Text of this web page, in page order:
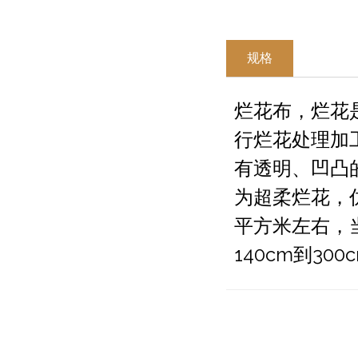
规格
烂花布，烂花
行烂花处理加
有透明、凹凸
为超柔烂花，
平方米左右，
140cm到